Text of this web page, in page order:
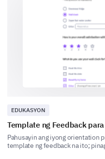
Course schedule
Student support
EDUKASYON
Template ng Feedback
Pahusayin ang iyong orientation
template ng feedback na ito;